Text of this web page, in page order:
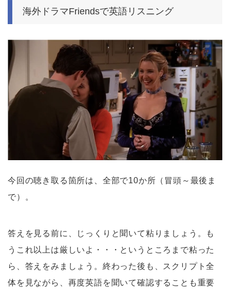
海外ドラマFriendsで英語リスニング
今回の聴き取る箇所は、全部で10か所（冒頭～最後ま
で）。
答えを見る前に、じっくりと聞いて粘りましょう。も
うこれ以上は厳しいよ・・・というところまで粘った
ら、答えをみましょう。終わった後も、スクリプト全
体を見ながら、再度英語を聞いて確認することも重要